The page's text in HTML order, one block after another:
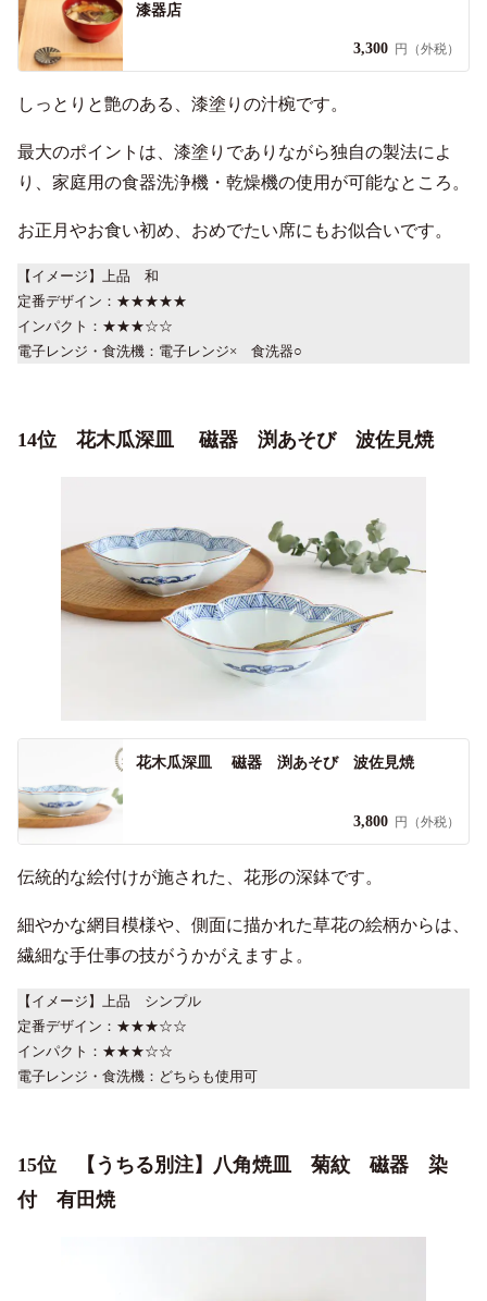
漆器店
3,300 円（外税）
しっとりと艶のある、漆塗りの汁椀です。
最大のポイントは、漆塗りでありながら独自の製法によ
り、家庭用の食器洗浄機・乾燥機の使用が可能なところ。
お正月やお食い初め、おめでたい席にもお似合いです。
【イメージ】上品 和
定番デザイン：★★★★★
インパクト：★★★☆☆
電子レンジ・食洗機：電子レンジ× 食洗器○
14位 花木瓜深皿 磁器 渕あそび 波佐見焼
花木瓜深皿 磁器 渕あそび 波佐見焼
3,800 円（外税）
伝統的な絵付けが施された、花形の深鉢です。
細やかな網目模様や、側面に描かれた草花の絵柄からは、
繊細な手仕事の技がうかがえますよ。
【イメージ】上品 シンプル
定番デザイン：★★★☆☆
インパクト：★★★☆☆
電子レンジ・食洗機：どちらも使用可
15位 【うちる別注】八角焼皿 菊紋 磁器 染
付 有田焼